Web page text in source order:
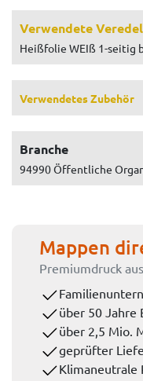
Verwendete
Heißfolie WEIß 1-seitig
Verwendetes Zubehör
Branche
94990 Öffentliche
Mappen
Premiumdruck
über 50 Jahre
über 2,5 Mio.
geprüfter
Klimaneutrale